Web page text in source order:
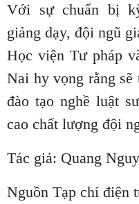
Với sự chuẩn bị
giảng dạy, đội ngũ
Học viện Tư pháp
Nai hy vọng rằng sẽ
đào tạo nghề luật
cao chất lượng đội
Tác giả: Quang
Nguồn Tạp chí điện